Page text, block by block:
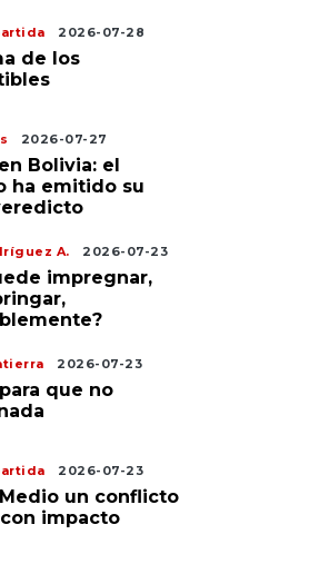
2026-07-28
de los
2026-07-27
Bolivia: el
ha emitido su
A. 2026-07-23
impregnar,
2026-07-23
que no
2026-07-23
un conflicto
impacto